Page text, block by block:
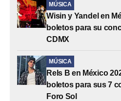
MÚSICA
Wisin y Yandel en
boletos para su
CDMX
MÚSICA
Rels B en México
boletos para sus 7
Foro Sol